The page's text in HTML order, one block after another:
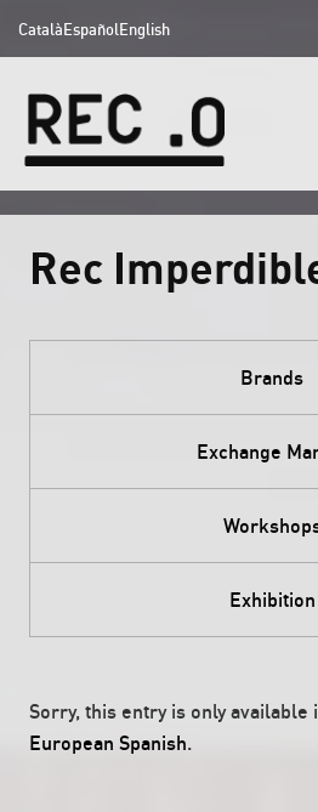
CatalàEspañolEnglish
Rec
Brands
Exchange
Exhibition
Sorry, this entry is only available
European Spanish.